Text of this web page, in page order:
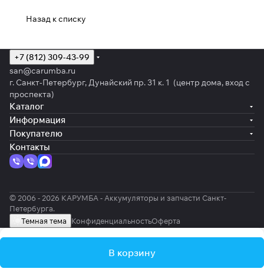
Назад к списку
В корзину
+7 (812) 309-43-99
san@carumba.ru
г. Санкт-Петербург, Дунайский пр. 31 к. 1 (центр дома, вход с
проспекта)
Каталог
Информация
Покупателю
Контакты
© 2006 - 2026 КАРУМБА - Аккумуляторы и запчасти Санкт-
Петербурга.
Темная тема
КонфиденциальностьОферта